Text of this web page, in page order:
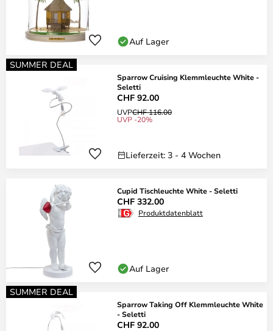
Auf Lager
SUMMER DEAL
Sparrow Cruising Klemmleuchte White -
Seletti
CHF 92.00
UVPCHF 116.00
UVP -20%
Lieferzeit: 3 - 4 Wochen
Cupid Tischleuchte White - Seletti
CHF 332.00
Produktdatenblatt
Auf Lager
SUMMER DEAL
Sparrow Taking Off Klemmleuchte White
- Seletti
CHF 92.00